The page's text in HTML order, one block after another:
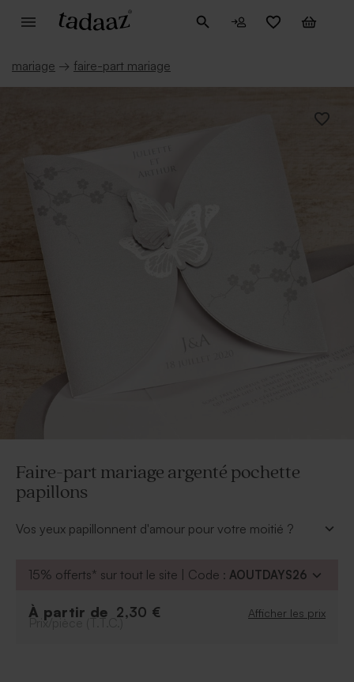
mariage → faire-part mariage
Faire-part mariage argenté pochette
papillons
Vos yeux papillonnent d'amour pour votre moitié ?
mariage argenté pochette papillonstendance par
rencontrera le succès escompté. Personnalisez ce
15% offerts* sur tout le site | Code : AOUTDAYS26
À partir de 2,30 € Afficher les prix
Prix/pièce (T.T.C.)